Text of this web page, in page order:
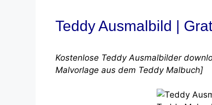
Teddy Ausmalbild |
Kostenlose Teddy Ausmalbilder
Malvorlage aus dem Teddy Malbuch]